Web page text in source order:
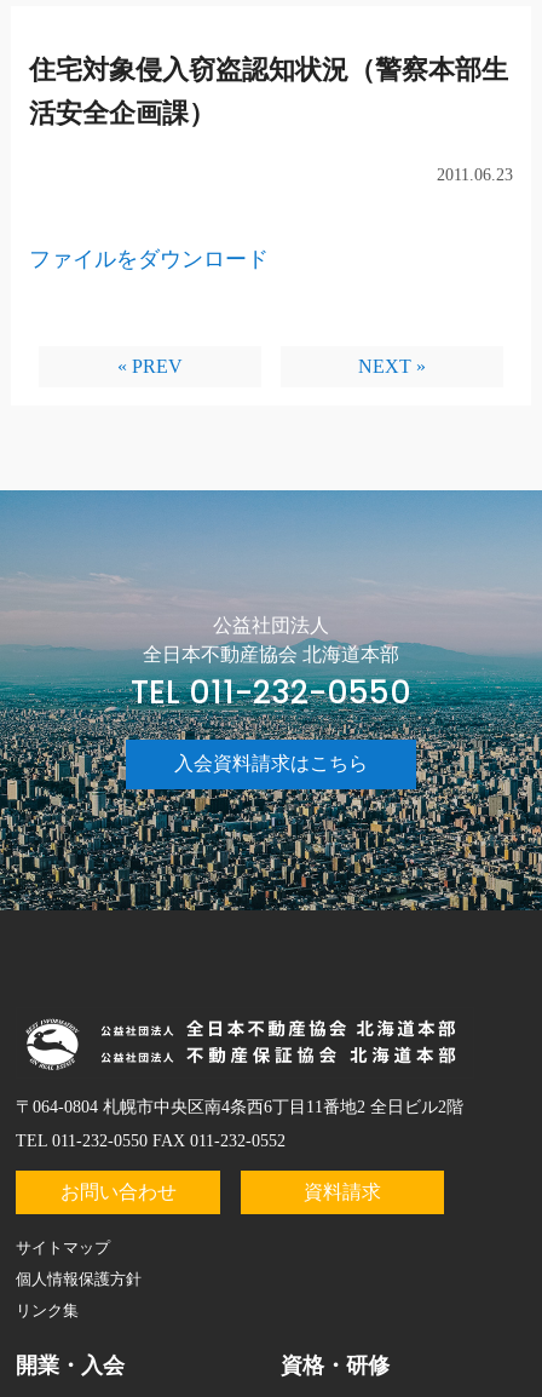
住宅対象侵入窃盗認知状況（警察本部生
活安全企画課）
2011.06.23
ファイルをダウンロード
« PREV NEXT »
公益社団法人
全日本不動産協会 北海道本部
TEL 011-232-0550
入会資料請求はこちら
〒064-0804 札幌市中央区南4条西6丁目11番地2 全日ビル2階
TEL 011-232-0550 FAX 011-232-0552
お問い合わせ 資料請求
サイトマップ
個人情報保護方針
リンク集
開業・入会 資格・研修